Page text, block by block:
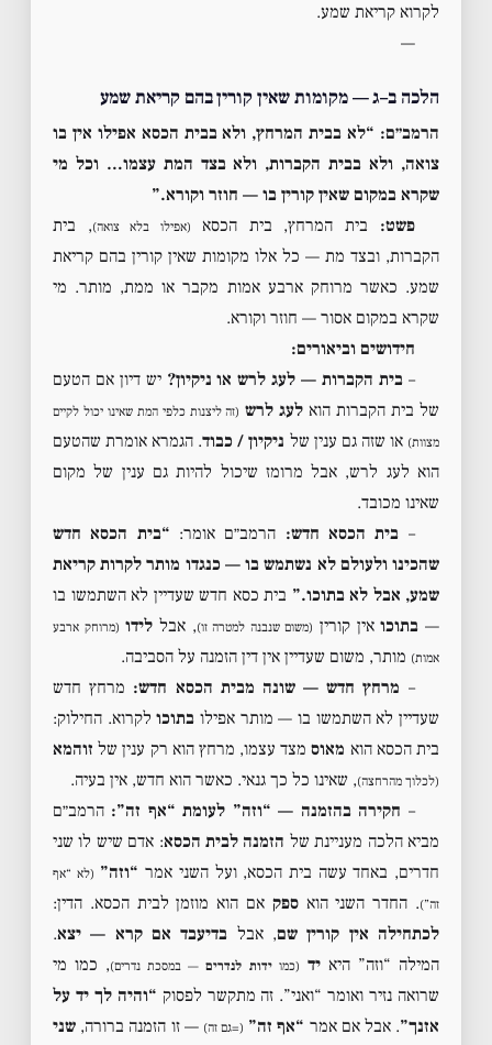
לקרוא קריאת שמע.
—
הלכה ב–ג — מקומות שאין קורין בהם קריאת שמע
הרמב״ם: “לא בבית המרחץ, ולא בבית הכסא אפילו אין בו
צואה, ולא בבית הקברות, ולא בצד המת עצמו… וכל מי
שקרא במקום שאין קורין בו — חוזר וקורא.”
פשט: בית המרחץ, בית הכסא (אפילו בלא צואה), בית
הקברות, ובצד מת — כל אלו מקומות שאין קורין בהם קריאת
שמע. כאשר מרוחק ארבע אמות מקבר או ממת, מותר. מי
שקרא במקום אסור — חוזר וקורא.
חידושים וביאורים:
–בית הקברות — לעג לרש או ניקיון? יש דיון אם הטעם
של בית הקברות הוא לעג לרש (זה ליצנות כלפי המת שאינו יכול לקיים
מצוות) או שזה גם ענין של ניקיון / כבוד. הגמרא אומרת שהטעם
הוא לעג לרש, אבל מרומז שיכול להיות גם ענין של מקום
שאינו מכובד.
– בית הכסא חדש: הרמב״ם אומר: “בית הכסא חדש
שהכינו ולעולם לא נשתמש בו — כנגדו מותר לקרות קריאת
שמע, אבל לא בתוכו.” בית כסא חדש שעדיין לא השתמשו בו
— בתוכואין קורין (משום שנבנה למטרה זו), אבל לידו (מרוחק ארבע
אמות) מותר, משום שעדיין אין דין הזמנה על הסביבה.
– מרחץ חדש — שונה מבית הכסא חדש: מרחץ חדש
שעדיין לא השתמשו בו — מותר אפילו בתוכולקרוא. החילוק:
בית הכסא הוא מאוסמצד עצמו, מרחץ הוא רק ענין של זוהמא
(לכלוך מהרחצה), שאינו כל כך גנאי. כאשר הוא חדש, אין בעיה.
– חקירה בהזמנה — “וזה” לעומת “אף זה”: הרמב״ם
מביא הלכה מעניינת של הזמנה לבית הכסא: אדם שיש לו שני
חדרים, באחד עשה בית הכסא, ועל השני אמר “וזה” (לא “אף
זה”). החדר השני הואספק אם הוא מוזמן לבית הכסא. הדין:
לכתחילה אין קורין שם, אבל בדיעבד אם קרא — יצא.
המילה “וזה” היאיד (כמוידות לנדרים— במסכת נדרים), כמו מי
שרואה נזיר ואומר “ואני”. זה מתקשר לפסוק “והיה לך יד על
אזנך”. אבל אם אמר “אף זה” (=גם זה) — זו הזמנה ברורה, שני